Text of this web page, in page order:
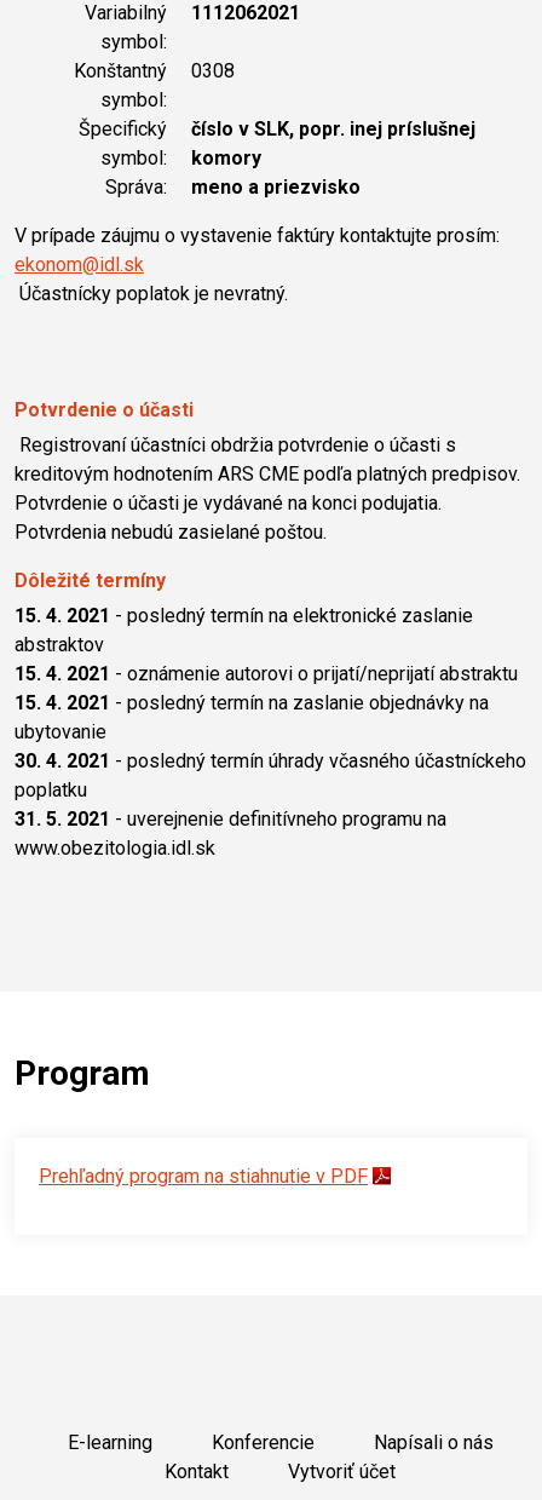
Variabilný
symbol:
1112062021
Konštantný
symbol:
0308
Špecifický
symbol:
číslo v SLK, popr. inej príslušnej
komory
Správa:
meno a priezvisko
V prípade záujmu o vystavenie faktúry kontaktujte prosím:
ekonom@idl.sk
Účastnícky poplatok je nevratný.
Potvrdenie o účasti
Registrovaní účastníci obdržia potvrdenie o účasti s
kreditovým hodnotením ARS CME podľa platných predpisov.
Potvrdenie o účasti je vydávané na konci podujatia.
Potvrdenia nebudú zasielané poštou.
Dôležité termíny
15. 4. 2021 - posledný termín na elektronické zaslanie
abstraktov
15. 4. 2021 - oznámenie autorovi o prijatí/neprijatí abstraktu
15. 4. 2021 - posledný termín na zaslanie objednávky na
ubytovanie
30. 4. 2021 - posledný termín úhrady včasného účastníckeho
poplatku
31. 5. 2021 - uverejnenie definitívneho programu na
www.obezitologia.idl.sk
Program
Prehľadný program na stiahnutie v PDF
E-learning Konferencie
Napísali o nás
Kontakt
Vytvoriť účet